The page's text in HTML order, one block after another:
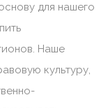
для нашего
Наше
культуру,